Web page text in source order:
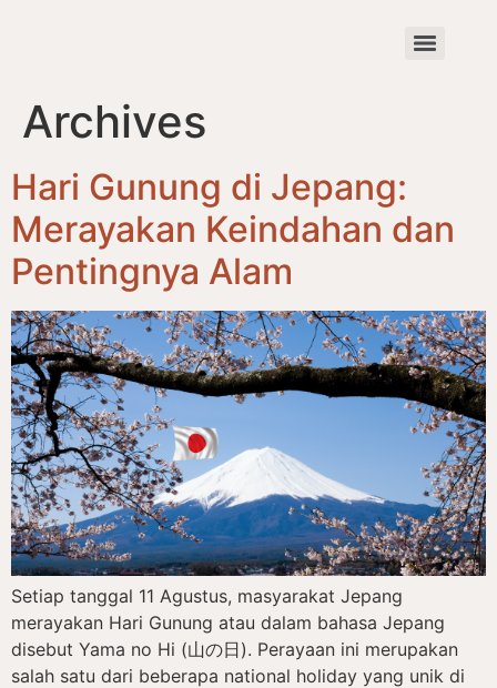
Archives
Hari Gunung di Jepang:
Merayakan Keindahan dan
Pentingnya Alam
Setiap tanggal 11 Agustus, masyarakat Jepang
merayakan Hari Gunung atau dalam bahasa Jepang
disebut Yama no Hi (山の日). Perayaan ini merupakan
salah satu dari beberapa national holiday yang unik di